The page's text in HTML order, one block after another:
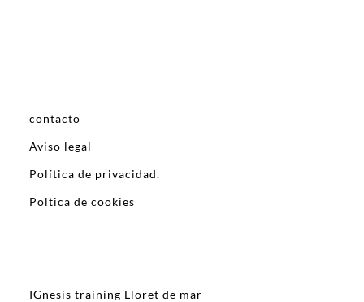
contacto
Aviso legal
Política de privacidad.
Poltica de cookies
IGnesis training Lloret de mar